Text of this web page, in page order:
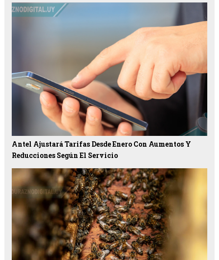
Antel Ajustará Tarifas Desde Enero Con Aumentos Y
Reducciones Según El Servicio